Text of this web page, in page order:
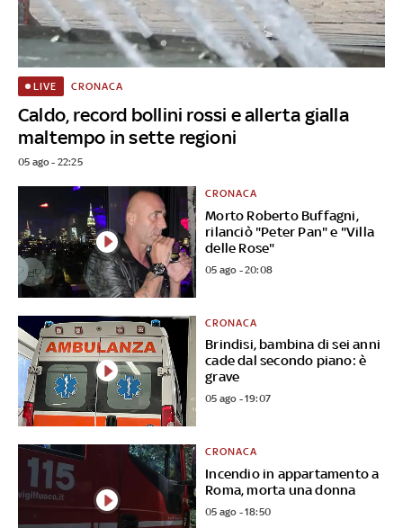
Caldo, record bollini rossi e allerta gialla
maltempo in sette regioni
LIVE CRONACA
05 ago - 22:25
Morto Roberto Buffagni,
rilanciò "Peter Pan" e "Villa
delle Rose"
CRONACA
05 ago - 20:08
Brindisi, bambina di sei anni
cade dal secondo piano: è
grave
CRONACA
05 ago - 19:07
Incendio in appartamento a
Roma, morta una donna
CRONACA
05 ago - 18:50